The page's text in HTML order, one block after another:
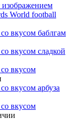
изображением
World football
вкусом баблгам
вкусом сладкой
вкусом
вкусом арбуза
вкусом